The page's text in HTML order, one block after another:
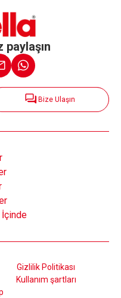
paylaşın
Bize Ulaşın
İçinde
Gizlilik Politikası
Kullanım şartları